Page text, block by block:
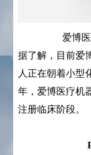
爱博
据了解，目前爱
人正在朝着小型
年，爱博医疗机
注册临床阶段。